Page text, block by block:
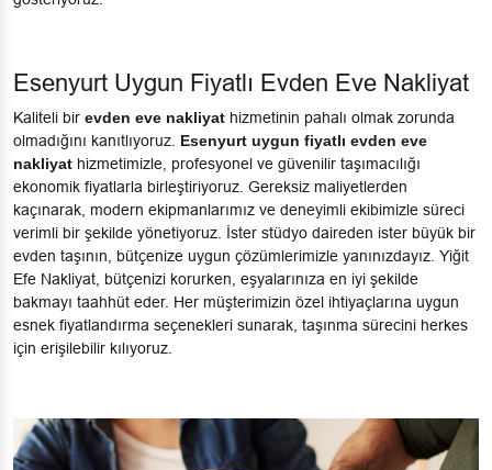
Esenyurt Uygun Fiyatlı Evden Eve Nakliyat
Kaliteli bir evden eve nakliyat hizmetinin pahalı olmak zorunda
olmadığını kanıtlıyoruz. Esenyurt uygun fiyatlı evden eve
nakliyat hizmetimizle, profesyonel ve güvenilir taşımacılığı
ekonomik fiyatlarla birleştiriyoruz. Gereksiz maliyetlerden
kaçınarak, modern ekipmanlarımız ve deneyimli ekibimizle süreci
verimli bir şekilde yönetiyoruz. İster stüdyo daireden ister büyük bir
evden taşının, bütçenize uygun çözümlerimizle yanınızdayız. Yiğit
Efe Nakliyat, bütçenizi korurken, eşyalarınıza en iyi şekilde
bakmayı taahhüt eder. Her müşterimizin özel ihtiyaçlarına uygun
esnek fiyatlandırma seçenekleri sunarak, taşınma sürecini herkes
için erişilebilir kılıyoruz.